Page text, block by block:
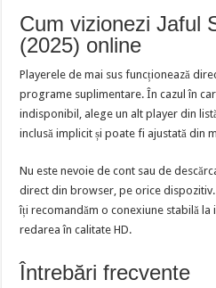
Cum vizionezi Jaful
(2025) online
Playerele de mai sus funcționează
programe suplimentare. În cazul în
indisponibil, alege un alt player din
inclusă implicit și poate fi ajustată din
Nu este nevoie de cont sau de
direct din browser, pe orice
îți recomandăm o conexiune stabilă la
redarea în calitate HD.
Întrebări frecvente